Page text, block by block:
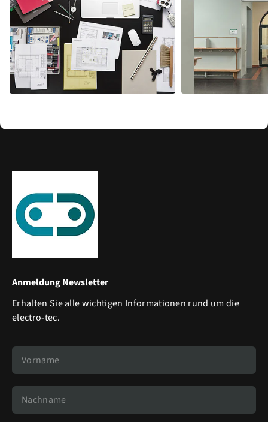
Anmeldung Newsletter
Erhalten Sie alle wichtigen Informationen rund um die
electro-tec.